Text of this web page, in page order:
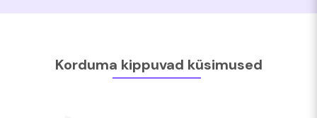
Korduma kippuvad küsimused